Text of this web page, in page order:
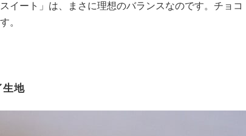
イート」は、まさに理想のバランスなのです。チョコ
。
生地